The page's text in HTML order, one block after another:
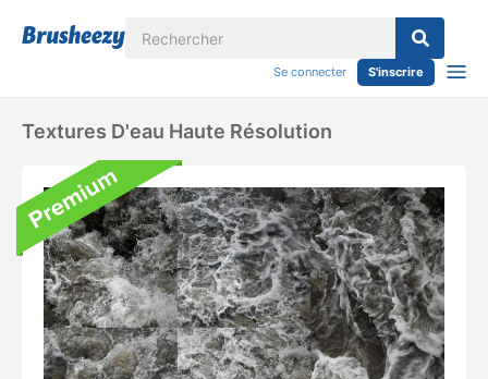
Se connecter S'inscrire
Textures D'eau Haute Résolution